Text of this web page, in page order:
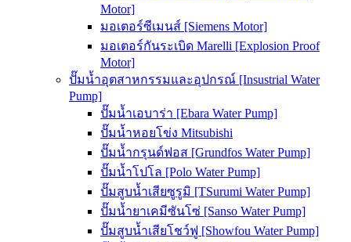
Motor]
มอเตอร์ซีเมนส์ [Siemens Motor]
มอเตอร์กันระเบิด Marelli [Explosion Proof
Motor]
ปั๊มน้ำอุตสาหกรรมและอุปกรณ์ [Insustrial Water
Pump]
ปั๊มน้ำเอบาร่า [Ebara Water Pump]
ปั๊มน้ำหอยโข่ง Mitsubishi
ปั๊มน้ำกรุนด์ฟอส [Grundfos Water Pump]
ปั๊มน้ำโปโล [Polo Water Pump]
ปั๊มสูบน้ำเสียซูรูมิ [TSurumi Water Pump]
ปั๊มน้ำยาเคมีซันโซ่ [Sanso Water Pump]
ปั๊มสูบน้ำเสียโชว์ฟู [Showfou Water Pump]